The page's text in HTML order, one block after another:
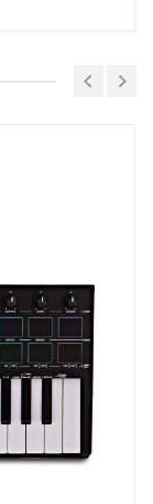
van Ableton
de mixer,
Live-
de
van
enz.).
,
en
worden
worden
om